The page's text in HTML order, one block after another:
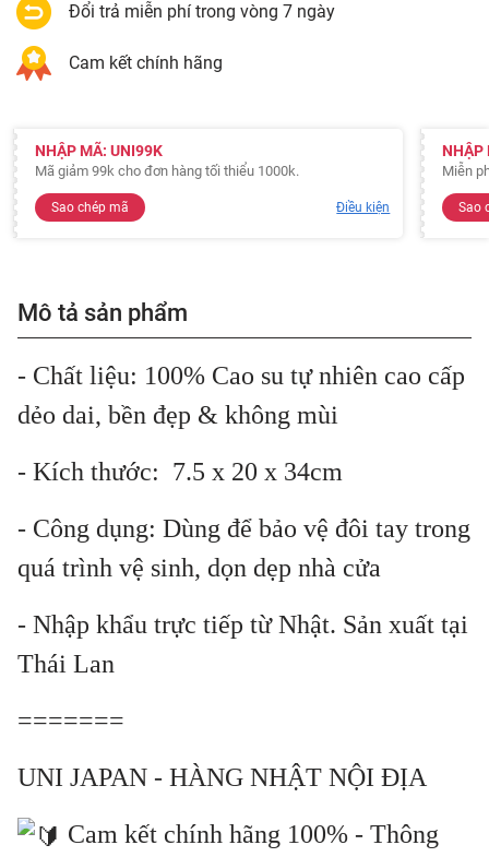
Đổi trả miễn phí trong vòng 7 ngày
Cam kết chính hãng
NHẬP MÃ: UNI99K
Mã giảm 99k cho đơn hàng tối thiểu 1000k.
Sao chép mã Điều kiện
NHẬP
Miễn
Sao
Mô tả sản phẩm
- Chất liệu: 100% Cao su tự nhiên cao cấp
dẻo dai, bền đẹp & không mùi
- Kích thước: 7.5 x 20 x 34cm
- Công dụng: Dùng để bảo vệ đôi tay trong
quá trình vệ sinh, dọn dẹp nhà cửa
- Nhập khẩu trực tiếp từ Nhật. Sản xuất tại
Thái Lan
=======
UNI JAPAN - HÀNG NHẬT NỘI ĐỊA
Cam kết chính hãng 100% - Thông